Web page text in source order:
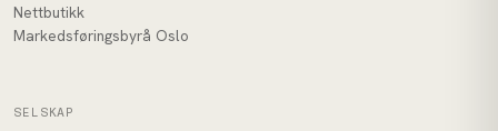
Nettbutikk
Markedsføringsbyrå Oslo
SELSKAP